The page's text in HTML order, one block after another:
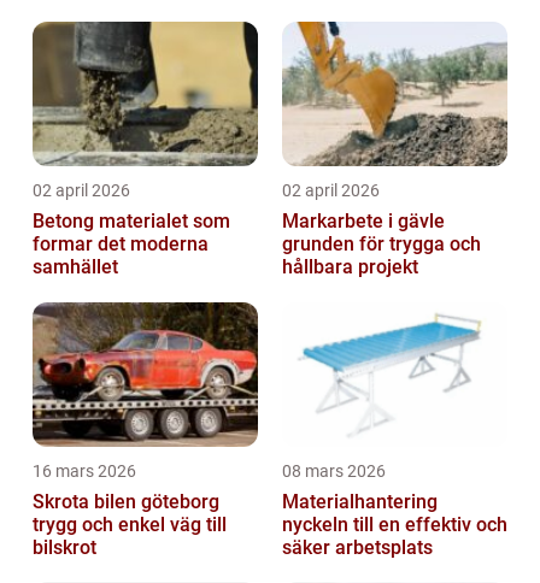
02 april 2026
Betong materialet som
formar det moderna
samhället
02 april 2026
Markarbete i gävle
grunden för trygga och
hållbara projekt
16 mars 2026
Skrota bilen göteborg
trygg och enkel väg till
bilskrot
08 mars 2026
Materialhantering
nyckeln till en effektiv och
säker arbetsplats